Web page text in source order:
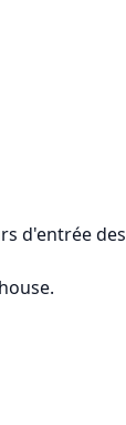
d'entrée